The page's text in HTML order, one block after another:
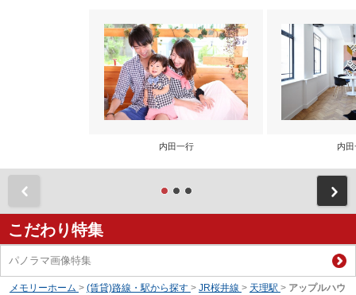
内田一行 内
こだわり特集
パノラマ画像特集
メモリーホーム > (賃貸)路線・駅から探す > JR桜井線 > 天理駅 > アップルハウ